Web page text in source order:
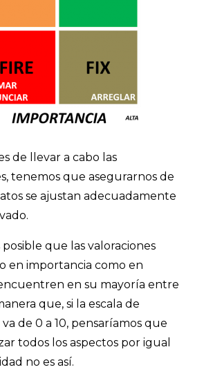
de llevar a cabo las
tenemos que asegurarnos de
se ajustan adecuadamente
que las valoraciones
en importancia como en
en su mayoría entre
que, si la escala de
de 0 a 10, pensaríamos que
todos los aspectos por igual
no es así.